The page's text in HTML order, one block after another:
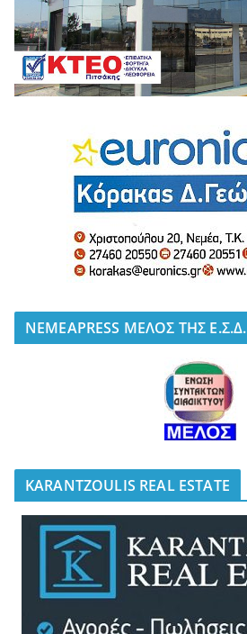
NEMEAPRESS ΜΕΛΟΣ ΤΗΣ Ε.Σ.Δ.
KARANTZOULIS REAL ESTATE